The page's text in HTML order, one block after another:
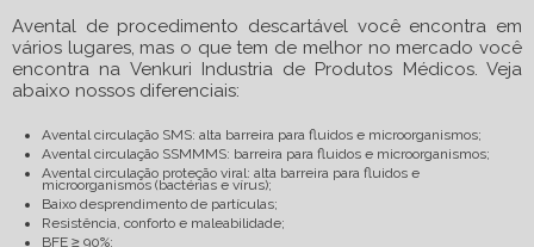
Avental de procedimento descartável você encontra em
vários lugares, mas o que tem de melhor no mercado você
encontra na Venkuri Industria de Produtos Médicos. Veja
abaixo nossos diferenciais:
Avental circulação SMS: alta barreira para fluidos e microorganismos;
Avental circulação SSMMMS: barreira para fluidos e microorganismos;
Avental circulação proteção viral: alta barreira para fluidos e
microorganismos (bactérias e vírus);
Baixo desprendimento de partículas;
Resistência, conforto e maleabilidade;
BFE ≥ 90%;